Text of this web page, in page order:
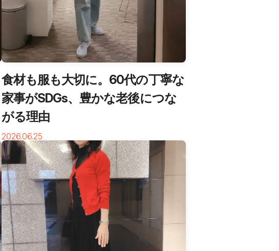
食材も服も大切に。60代の丁寧な
家事がSDGs、豊かな老後につな
がる理由
2026.06.25